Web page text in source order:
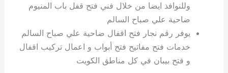
وللنوافذ ايضا من خلال فني فتح قفل باب المنيوم
ضاحية علي صباح السالم
يوفر رقم نجار فتح اقفال ضاحية علي صباح السالم
خدمات فتح مفاتيح فتح أبواب و اعمال تركيب اقفال
و فتح بيبان في كل مناطق الكويت